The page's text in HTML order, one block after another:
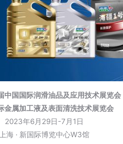
中国国际润滑油品及应用技术展览会
金属加工液及表面清洗技术展览会
2023年6月29日-7月1日
海 · 新国际博览中心W3馆